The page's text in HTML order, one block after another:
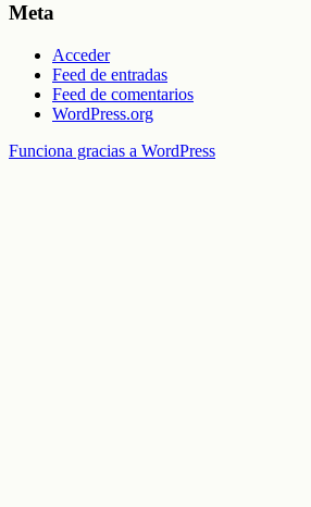
Meta
Acceder
Feed de entradas
Feed de comentarios
WordPress.org
Funciona gracias a WordPress